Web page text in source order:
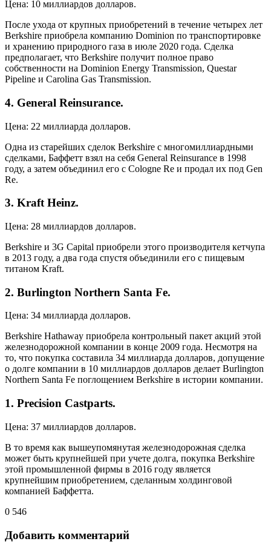
Цена: 10 миллиардов долларов.
После ухода от крупных приобретений в течение четырех лет
Berkshire приобрела компанию Dominion по транспортировке
и хранению природного газа в июле 2020 года. Сделка
предполагает, что Berkshire получит полное право
собственности на Dominion Energy Transmission, Questar
Pipeline и Carolina Gas Transmission.
4. General Reinsurance.
Цена: 22 миллиарда долларов.
Одна из старейших сделок Berkshire с многомиллиардными
сделками, Баффетт взял на себя General Reinsurance в 1998
году, а затем объединил его с Cologne Re и продал их под Gen
Re.
3. Kraft Heinz.
Цена: 28 миллиардов долларов.
Berkshire и 3G Capital приобрели этого производителя кетчупа
в 2013 году, а два года спустя объединили его с пищевым
титаном Kraft.
2. Burlington Northern Santa Fe.
Цена: 34 миллиарда долларов.
Berkshire Hathaway приобрела контрольный пакет акций этой
железнодорожной компании в конце 2009 года. Несмотря на
то, что покупка составила 34 миллиарда долларов, допущение
о долге компании в 10 миллиардов долларов делает Burlington
Northern Santa Fe поглощением Berkshire в истории компании.
1. Precision Castparts.
Цена: 37 миллиардов долларов.
В то время как вышеупомянутая железнодорожная сделка
может быть крупнейшей при учете долга, покупка Berkshire
этой промышленной фирмы в 2016 году является
крупнейшим приобретением, сделанным холдинговой
компанией Баффетта.
0 546
Добавить комментарий